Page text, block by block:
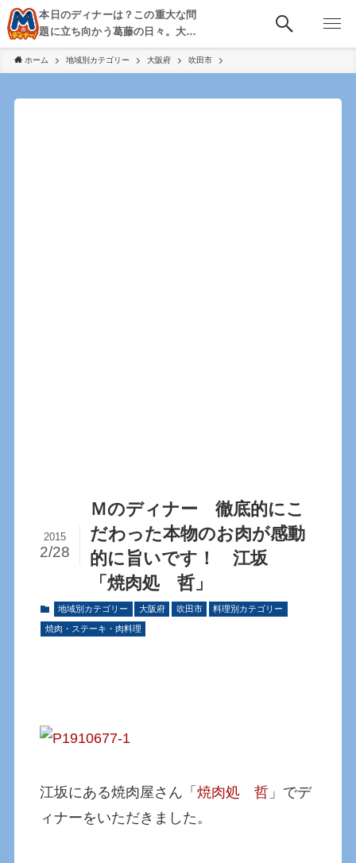
本日のディナーは？この重大な問
題に立ち向かう葛藤の日々。大
阪・京都・神戸を中心とした食べ
歩き、飲み歩きを綴る。
ホーム 地域別カテゴリー 大阪府 吹田市
Ｍのディナー 徹底的にこ
だわった本物のお肉が感動
的に旨いです！ 江坂
「焼肉処 哲」
2015
2/28
地域別カテゴリー 大阪府 吹田市 料理別カテゴリー
焼肉・ステーキ・肉料理
江坂にある焼肉屋さん「焼肉処 哲 」でデ
ィナーをいただきました。